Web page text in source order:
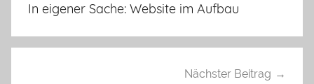
In eigener Sache: Website im Aufbau
Nächster Beitrag